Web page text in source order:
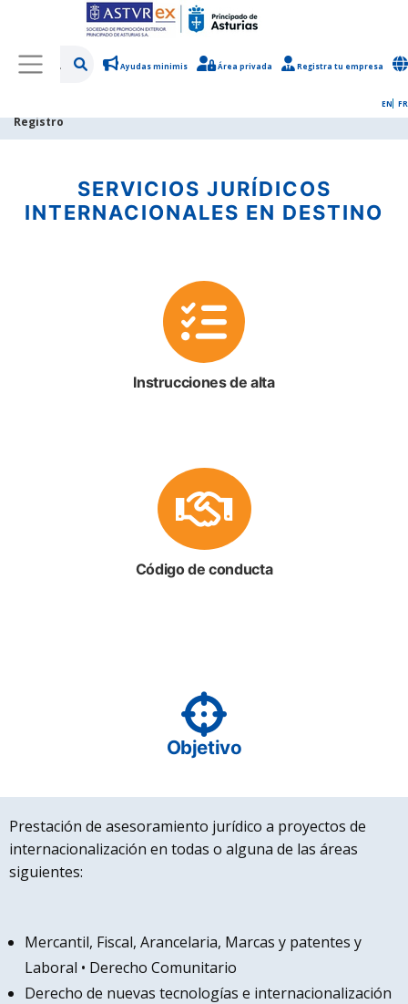
Ayudas minimis Área privada Registra tu empresa
EN FR
Registro
SERVICIOS JURÍDICOS
INTERNACIONALES EN DESTINO
Instrucciones de alta
Código de conducta
Objetivo
Prestación de asesoramiento jurídico a proyectos de
internacionalización en todas o alguna de las áreas
siguientes:
Mercantil, Fiscal, Arancelaria, Marcas y patentes y
Laboral • Derecho Comunitario
Derecho de nuevas tecnologías e internacionalización